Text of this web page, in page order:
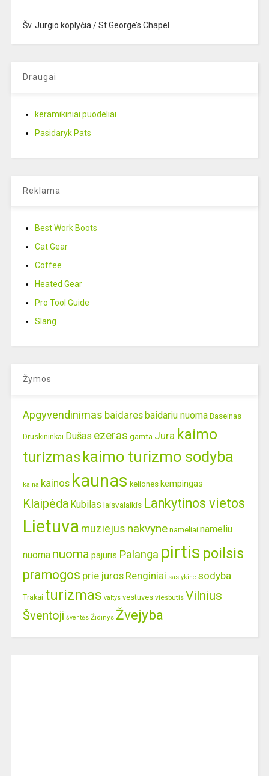
Šv. Jurgio koplyčia / St George’s Chapel
Draugai
keramikiniai puodeliai
Pasidaryk Pats
Reklama
Best Work Boots
Cat Gear
Coffee
Heated Gear
Pro Tool Guide
Slang
Žymos
Apgyvendinimas baidaresbaidariu nuoma Baseinas
Druskininkai Dušas ezeras gamta Jura kaimo
turizmas kaimo turizmo sodyba
kaina kainos kaunas keliones kempingas
Klaipėda Kubilas laisvalaikis Lankytinos vietos
Lietuva muziejus nakvyne nameliai nameliu
nuoma nuoma pajuris Palanga pirtis poilsis
pramogos prie juros Renginiai saslykine sodyba
Trakai turizmas valtys vestuves viesbutis Vilnius
Šventoji šventės Židinys Žvejyba